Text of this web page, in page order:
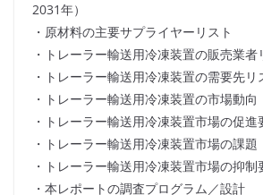
2031年）
・原材料の主要サプライヤーリスト
・トレーラー輸送用冷凍装置の販売業者
・トレーラー輸送用冷凍装置の需要先リ
・トレーラー輸送用冷凍装置の市場動向
・トレーラー輸送用冷凍装置市場の促進
・トレーラー輸送用冷凍装置市場の課題
・トレーラー輸送用冷凍装置市場の抑制
・本レポートの調査プログラム／設計